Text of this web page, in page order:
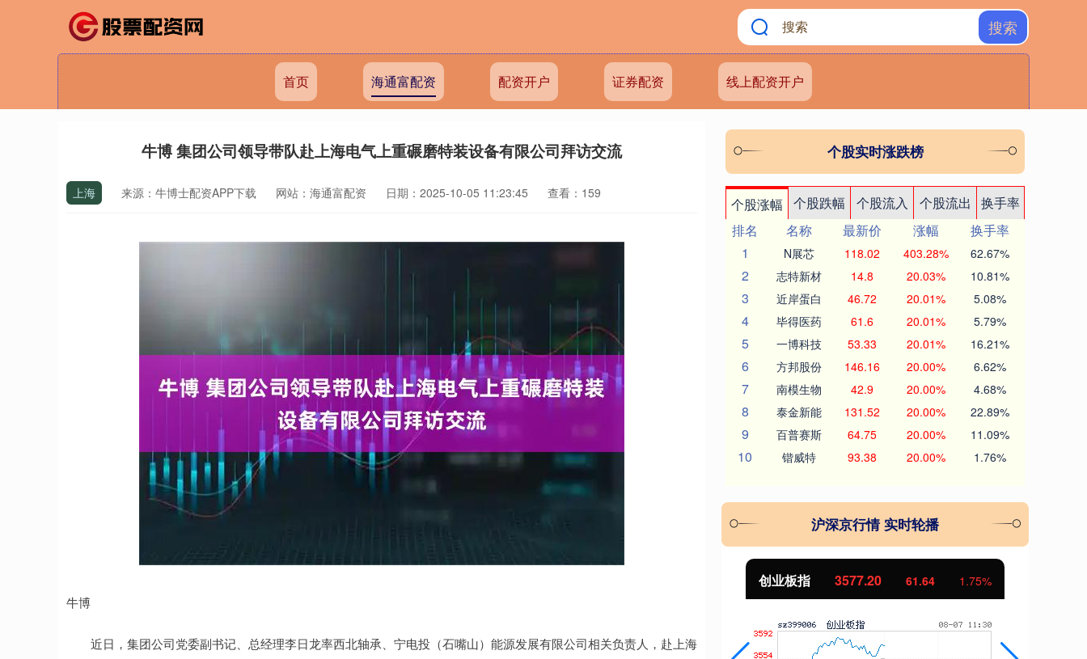
搜索
首页 海通富配资 配资开户 证券配资 线上配资开户
牛博 集团公司领导带队赴上海电气上重碾磨特装设备有限公司拜访交流
上海 来源：牛博士配资APP下载 网站：海通富配资 日期：2025-10-05 11:23:45 查看：159
牛博
近日，集团公司党委副书记、总经理李日龙率西北轴承、宁电投（石嘴山）能源发展有限公司相关负责人，赴上海
个股实时涨跌榜
个股涨幅 个股跌幅 个股流入 个股流出
换手率
排名
名称 最新价 涨幅
换手率
1
N展芯 118.02 403.28% 62.67%
2 志特新材 14.8 20.03% 10.81%
3 近岸蛋白 46.72 20.01% 5.08%
4 毕得医药 61.6 20.01% 5.79%
5 一博科技 53.33 20.01% 16.21%
6 方邦股份 146.16 20.00% 6.62%
7 南模生物 42.9 20.00% 4.68%
8 泰金新能 131.52 20.00% 22.89%
9 百普赛斯 64.75 20.00% 11.09%
10 锴威特 93.38 20.00% 1.76%
沪深京行情 实时轮播
创业板指 3577.20 61.64 1.75%